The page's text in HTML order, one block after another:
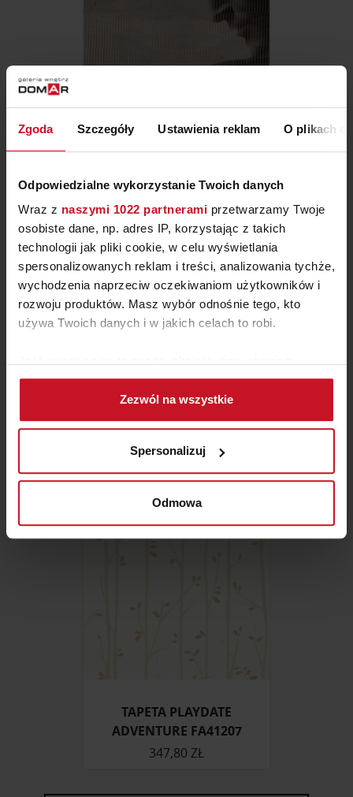
Zgoda Szczegóły Ustawienia reklam O plikach
Odpowiedzialne wykorzystanie Twoich danych
Wraz z naszymi 1022 partnerami przetwarzamy Twoje
osobiste dane, np. adres IP, korzystając z takich
technologii jak pliki cookie, w celu wyświetlania
spersonalizowanych reklam i treści, analizowania tychże,
wychodzenia naprzeciw oczekiwaniom użytkowników i
rozwoju produktów. Masz wybór odnośnie tego, kto
używa Twoich danych i w jakich celach to robi.
Gromadzić dane dotyczące Twojej lokalizacji
geograficznej z dokładnością nawet do kilku metrów
Identyfikować Twoje urządzenie, aktywnie
(fingerprinting, czyli wirtualny odcisk palca)
Dowiedz się więcej odnośnie tego, jak Twoje osobiste
dane są przetwarzane oraz ustaw własne preferencje w
zmienić lub wycofać swoją zgodę w dowolnej chwili.
i reklam, aby oferować funkcje społecznościowe i
analizować ruch w naszej witrynie. Informacje o tym, jak
korzystasz z naszej witryny, udostępniamy partnerom
społecznościowym, reklamowym i analitycznym.
Partnerzy mogą połączyć te informacje z innymi danymi
korzystania z ich usług.
Zezwól na wszystkie
Spersonalizuj
Odmowa
TAPETA FACIEM
SPIEKI LAMINAM I – KOLEKCJA
NATURALI
ZAPYTAJ O CENĘ W SALONIE
TAPETA PLAYDATE
ADVENTURE FA41207
347,80 ZŁ